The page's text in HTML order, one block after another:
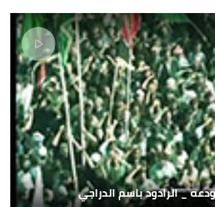
_ الرادود باسم الدراجي